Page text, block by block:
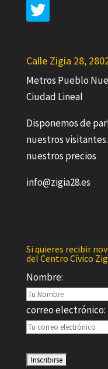
Calle Zigia 28,
Metros Pueblo
Ciudad Lineal
Disponemos de
nuestros
nuestros precios
info@zigia28.es
Si quieres recibir
del Centro Cívico
Nombre:
correo electrónico: